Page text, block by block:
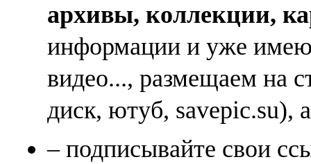
архивы, коллекции,
информации и уже
видео..., размещаем на
диск, ютуб, savepic.su),
– подписывайте свои